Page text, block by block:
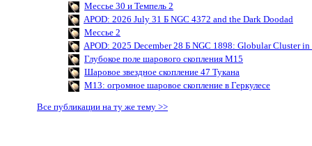
Мессье 30 и Темпель 2
APOD: 2026 July 31 Б NGC 4372 and the Dark Doodad
Мессье 2
APOD: 2025 December 28 Б NGC 1898: Globular Cluster
Глубокое поле шарового скопления M15
Шаровое звездное скопление 47 Тукана
M13: огромное шаровое скопление в Геркулесе
Все публикации на ту же тему >>